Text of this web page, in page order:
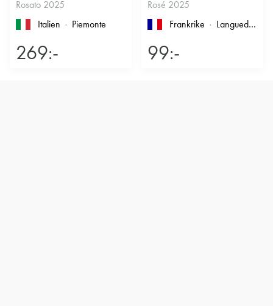
Rosato 2025
Italien
Piemonte
269:-
Rosé 2025
Frankrike
Languedoc-Roussillon
99:-